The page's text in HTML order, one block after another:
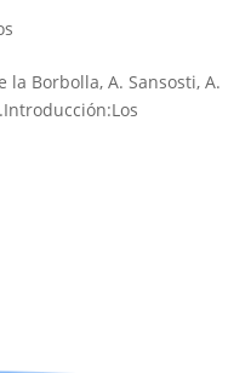
la Borbolla, A. Sansosti, A.